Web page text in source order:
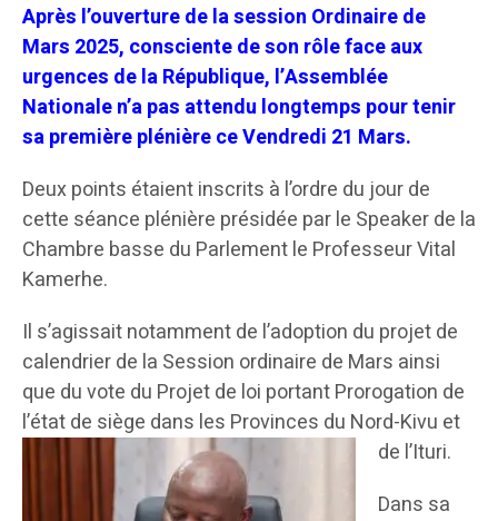
Après l’ouverture de la session Ordinaire de
Mars 2025, consciente de son rôle face aux
urgences de la République, l’Assemblée
Nationale n’a pas attendu longtemps pour tenir
sa première plénière ce Vendredi 21 Mars.
Deux points étaient inscrits à l’ordre du jour de
cette séance plénière présidée par le Speaker de la
Chambre basse du Parlement le Professeur Vital
Kamerhe.
Il s’agissait notamment de l’adoption du projet de
calendrier de la Session ordinaire de Mars ainsi
que du vote du Projet de loi portant Prorogation de
l’état de siège dans les Provinces du Nord-Kivu et
de l’Ituri.
Dans sa